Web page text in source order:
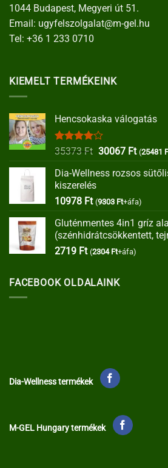
1044 Budapest, Megyeri út 51.
Email: ugyfelszolgalat@m-gel.hu
Tel: +36 1 233 0710
KIEMELT TERMÉKEINK
Hencsokaska válogatás
Értékelés:
35373Ft Original
was:
30067 FtCurrent
is:
(25481
Dia-Wellness rozsos
kiszerelés
10978 Ft (9303 Ft+áfa)
Gluténmentes 4in1 gríz
(szénhidrátcsökkentett,
2719 Ft (2304 Ft+áfa)
FACEBOOK OLDALAINK
Dia-Wellness termékek
M-GEL Hungary termékek